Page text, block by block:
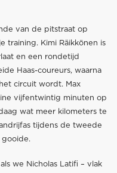
van de pitstraat op
training. Kimi Räikkönen is
en een rondetijd
Haas-coureurs, waarna
circuit wordt. Max
vijfentwintig minuten op
wat meer kilometers te
tijdens de tweede
we Nicholas Latifi – vlak